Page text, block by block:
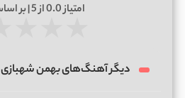
امتیاز0.0از 5 | بر اساس
دیگر آهنگ‌های بهمن